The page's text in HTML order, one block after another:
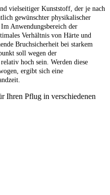
vielseitiger Kunststoff, der je nach
gewünschter physikalischer
Anwendungsbereich der
Verhältnis von Härte und
Bruchsicherheit bei starkem
soll wegen der
hoch sein. Werden diese
ergibt sich eine
Ihren Pflug in verschiedenen